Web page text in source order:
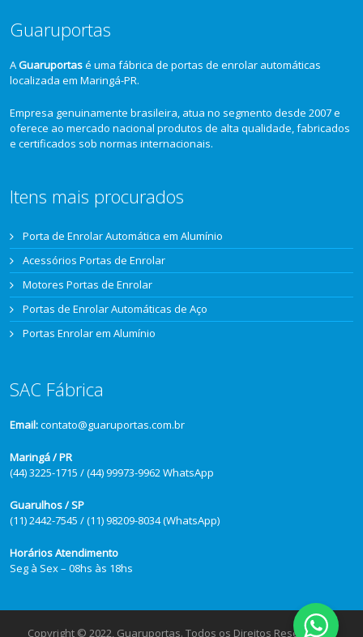
Guaruportas
AGuaruportasé uma fábrica de portas de enrolar automáticas
localizada em Maringá-PR.
Empresa genuinamente brasileira, atua no segmento desde 2007 e
oferece ao mercado nacional produtos de alta qualidade, fabricados
e certificados sob normas internacionais.
Itens mais procurados
Porta de Enrolar Automática em Alumínio
Acessórios Portas de Enrolar
Motores Portas de Enrolar
Portas de Enrolar Automáticas de Aço
Portas Enrolar em Alumínio
SAC Fábrica
Email:contato@guaruportas.com.br
Maringá / PR
(44) 3225-1715 / (44) 99973-9962 WhatsApp
Guarulhos / SP
(11) 2442-7545 / (11) 98209-8034 (WhatsApp)
Horários Atendimento
Seg à Sex – 08hs às 18hs
Copyright © 2022, Guaruportas. Todos os Direitos Reservados.